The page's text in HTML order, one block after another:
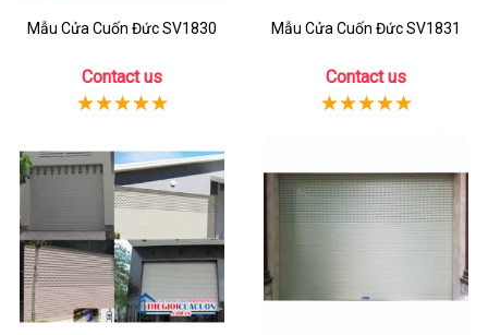
Mẫu Cửa Cuốn Đức SV1830
Contact us
Mẫu Cửa Cuốn Đức SV1831
Contact us